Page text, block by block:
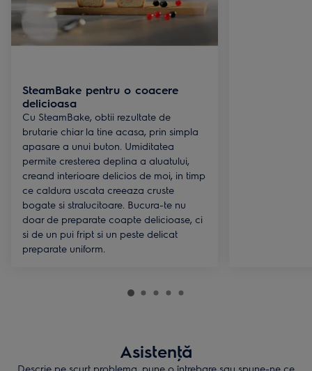
SteamBake pentru o coacere
delicioasa
Cu SteamBake, obtii rezultate de
brutarie chiar la tine acasa, prin simpla
apasare a unui buton. Umiditatea
permite cresterea deplina a aluatului,
creand interioare delicios de moi, in timp
ce caldura uscata creeaza cruste
bogate si stralucitoare. Bucura-te nu
doar de preparate coapte delicioase, ci
si de un pui fript si un peste delicat
preparate uniform.
Asistenţă
Descrie pe scurt problema, pune o întrebare sau spune-ne ce